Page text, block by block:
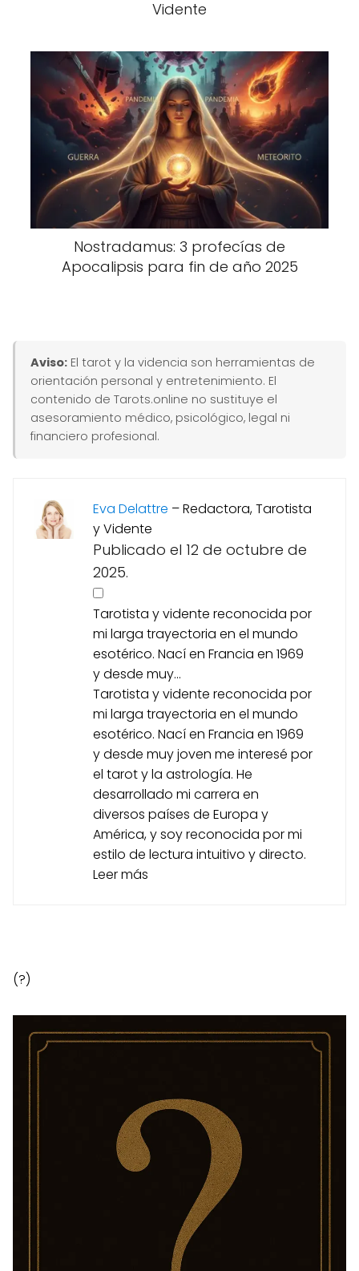
Vidente
Nostradamus: 3 profecías de
Apocalipsis para fin de año 2025
Aviso: El tarot y la videncia son herramientas de
orientación personal y entretenimiento. El
contenido de Tarots.online no sustituye el
asesoramiento médico, psicológico, legal ni
financiero profesional.
Eva Delattre –Redactora, Tarotista
y Vidente
Publicado el 12 de octubre de
2025.
Tarotista y vidente reconocida por
mi larga trayectoria en el mundo
esotérico. Nací en Francia en 1969
y desde muy...
Tarotista y vidente reconocida por
mi larga trayectoria en el mundo
esotérico. Nací en Francia en 1969
y desde muy joven me interesé por
el tarot y la astrología. He
desarrollado mi carrera en
diversos países de Europa y
América, y soy reconocida por mi
estilo de lectura intuitivo y directo.
Leer más
(?)